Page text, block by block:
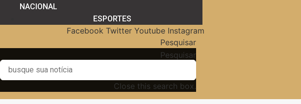
NACIONAL
ESPORTES
Facebook Twitter Youtube Instagram
Pesquisar
Pesquisar
Close this search box.